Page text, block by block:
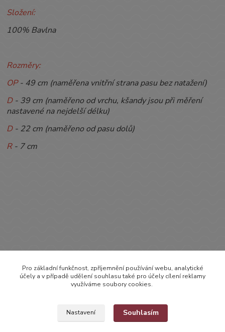
Složení:
100% Bavlna
Rozměry:
OP - 49 cm (naměřena vnitřní strana pasu bez natažení)
D - 39 cm (naměřeno od vrchu, kšandy jsou při měření
nastavené na nejdelší délku)
D- 22 cm (naměřeno od pasu dolů)
R- 7 cm
Zboží zařazeno v kategoriích
Kraťáskové lacláčky
Pro základní funkčnost, zpříjemnění používání webu, analytické
účely a v případě udělení souhlasu také pro účely cílení reklamy
využíváme soubory cookies.
Nastavení Souhlasím